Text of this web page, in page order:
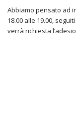
Abbiamo pensato ad
18.00 alle 19.00,
verrà richiesta